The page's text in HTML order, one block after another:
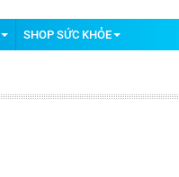
SHOP SỨC KHỎE